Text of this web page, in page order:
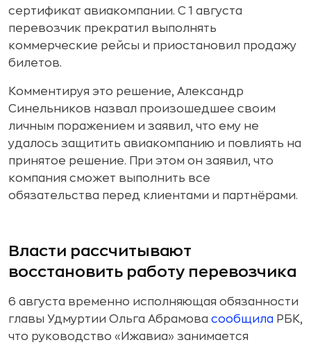
сертификат авиакомпании. С 1 августа
перевозчик прекратил выполнять
коммерческие рейсы и приостановил продажу
билетов.
Комментируя это решение, Александр
Синельников назвал произошедшее своим
личным поражением и заявил, что ему не
удалось защитить авиакомпанию и повлиять на
принятое решение. При этом он заявил, что
компания сможет выполнить все
обязательства перед клиентами и партнёрами.
Власти рассчитывают
восстановить работу перевозчика
6 августа временно исполняющая обязанности
главы Удмуртии Ольга Абрамова сообщила РБК,
что руководство «Ижавиа» занимается